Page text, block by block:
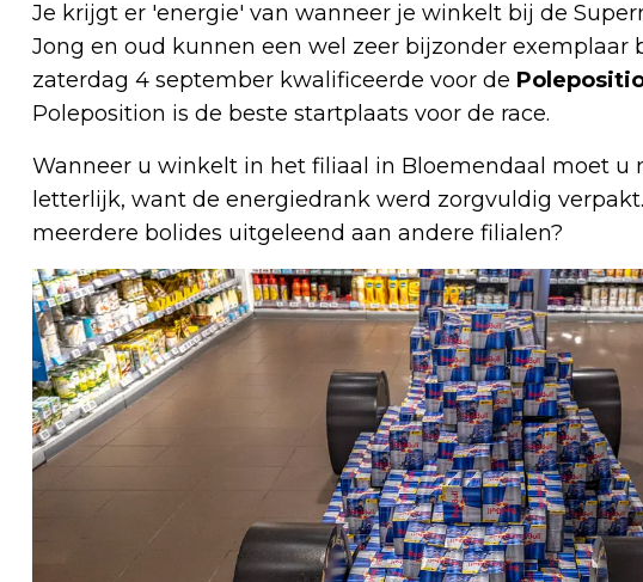
Je krijgt er 'energie' van wanneer je winkelt bij de
Jong en oud kunnen een wel zeer bijzonder exemplaar
zaterdag 4 september kwalificeerde voor de
Poleposition is de beste startplaats voor de race.
Wanneer u winkelt in het filiaal in Bloemendaal moet u
letterlijk, want de energiedrank werd zorgvuldig
meerdere bolides uitgeleend aan andere filialen?